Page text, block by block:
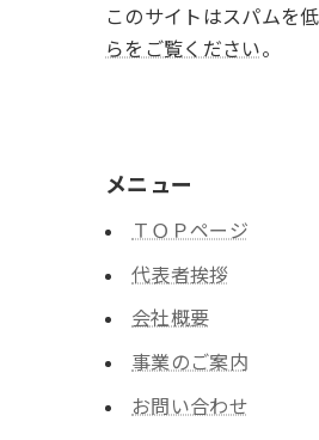
このサイトはスパムを
らをご覧ください。
メニュー
ＴＯＰページ
代表者挨拶
会社概要
事業のご案内
お問い合わせ